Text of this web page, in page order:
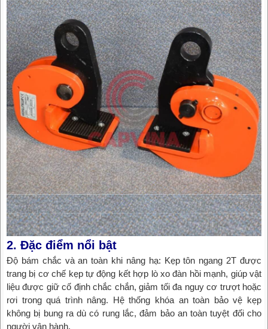
2. Đặc điểm nổi bật
Độ bám chắc và an toàn khi nâng hạ: Kẹp tôn ngang 2T được
trang bị cơ chế kẹp tự động kết hợp lò xo đàn hồi mạnh, giúp vật
liệu được giữ cố định chắc chắn, giảm tối đa nguy cơ trượt hoặc
rơi trong quá trình nâng. Hệ thống khóa an toàn bảo vệ kẹp
không bị bung ra dù có rung lắc, đảm bảo an toàn tuyệt đối cho
người vận hành.